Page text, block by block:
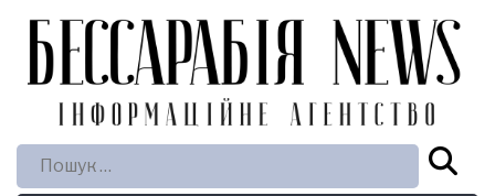
Пошук: